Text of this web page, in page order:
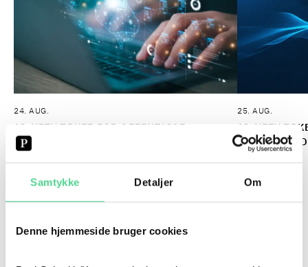
Samtykke Detaljer Om
Denne hjemmeside bruger cookies
24. AUG.
2026-08-24
AI-NETVÆRKET FOR OFFENTLIGE
MYNDIGHEDER | AUGUST 2026
2026-08-
25. AUG.
AI-
SE ALLE EVENTS